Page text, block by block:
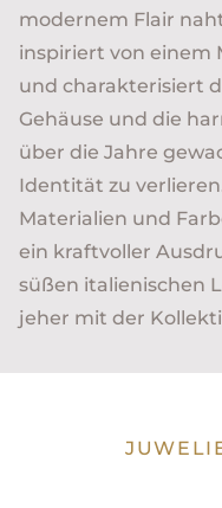
modernem Flair
inspiriert von einem
und charakterisiert
Gehäuse und die
über die Jahre
Identität zu
Materialien und
ein kraftvoller
süßen italienischen
jeher mit der